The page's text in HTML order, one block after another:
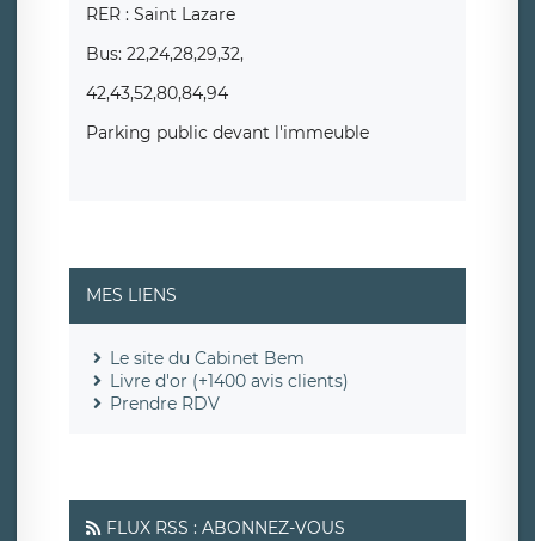
RER : Saint Lazare
Bus: 22,24,28,29,32,
42,43,52,80,84,94
Parking public devant l'immeuble
MES LIENS
Le site du Cabinet Bem
Livre d'or (+1400 avis clients)
Prendre RDV
FLUX RSS : ABONNEZ-VOUS